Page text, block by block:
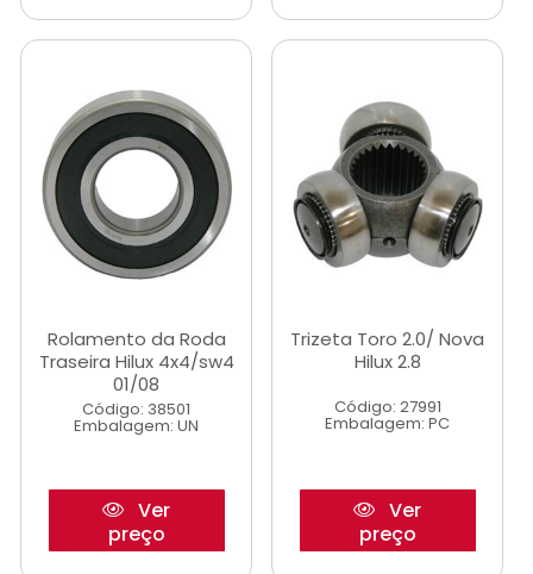
Rolamento da Roda
Traseira Hilux 4x4/sw4
01/08
Código: 38501
Embalagem: UN
Ver
preço
Trizeta Toro 2.0/ Nova
Hilux 2.8
Código: 27991
Embalagem: PC
Ver
preço